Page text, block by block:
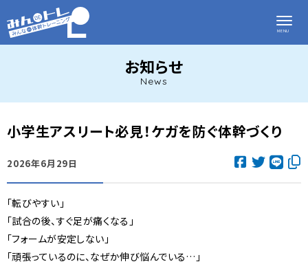
お知らせ
News
小学生アスリート必見！ケガを防ぐ体幹づくり
2026年6月29日
「転びやすい」
「試合の後、すぐ足が痛くなる」
「フォームが安定しない」
「頑張っているのに、なぜか伸び悩んでいる…」